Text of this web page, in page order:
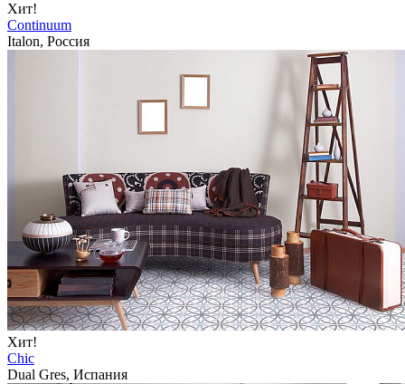
Хит!
Continuum
Italon, Россия
Хит!
Chic
Dual Gres, Испания